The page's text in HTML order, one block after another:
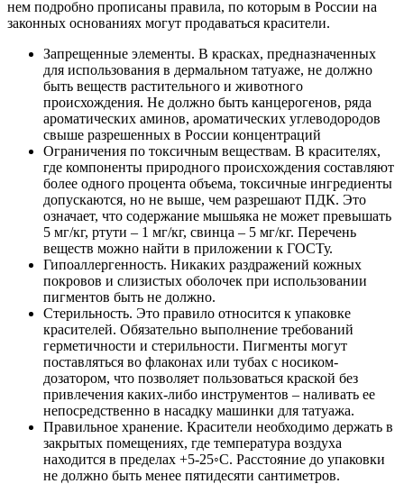
нем подробно прописаны правила, по которым в России на
законных основаниях могут продаваться красители.
Запрещенные элементы. В красках, предназначенных
для использования в дермальном татуаже, не должно
быть веществ растительного и животного
происхождения. Не должно быть канцерогенов, ряда
ароматических аминов, ароматических углеводородов
свыше разрешенных в России концентраций
Ограничения по токсичным веществам. В красителях,
где компоненты природного происхождения составляют
более одного процента объема, токсичные ингредиенты
допускаются, но не выше, чем разрешают ПДК. Это
означает, что содержание мышьяка не может превышать
5 мг/кг, ртути – 1 мг/кг, свинца – 5 мг/кг. Перечень
веществ можно найти в приложении к ГОСТу.
Гипоаллергенность. Никаких раздражений кожных
покровов и слизистых оболочек при использовании
пигментов быть не должно.
Стерильность. Это правило относится к упаковке
красителей. Обязательно выполнение требований
герметичности и стерильности. Пигменты могут
поставляться во флаконах или тубах с носиком-
дозатором, что позволяет пользоваться краской без
привлечения каких-либо инструментов – наливать ее
непосредственно в насадку машинки для татуажа.
Правильное хранение. Красители необходимо держать в
закрытых помещениях, где температура воздуха
находится в пределах +5-25◦С. Расстояние до упаковки
не должно быть менее пятидесяти сантиметров.